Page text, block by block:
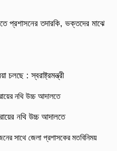
প্রশাসনের তদারকি, ভক্তদের মাঝে
চলছে : স্বরাষ্ট্রমন্ত্রী
রায়ের নথি উচ্চ আদালতে